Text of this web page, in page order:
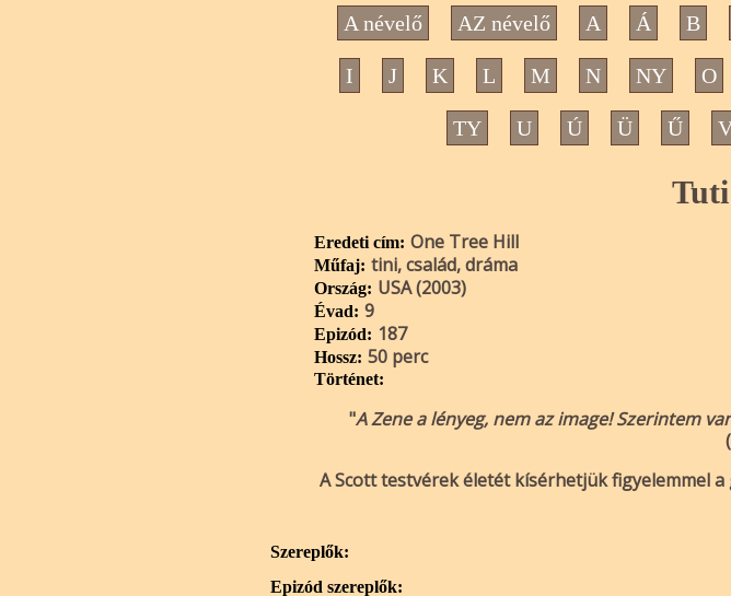
A névelő AZ névelő A Á B
I J K L M N NY O
TY U Ú Ü Ű
Eredeti cím: One Tree Hill
Műfaj: tini, család, dráma
Ország: USA (2003)
Évad: 9
Epizód: 187
Hossz: 50 perc
Történet:
"A Zene a lényeg, nem az image! Szerintem
A Scott testvérek életét kísérhetjük figyelemmel
Szereplők:
Epizód szereplők: